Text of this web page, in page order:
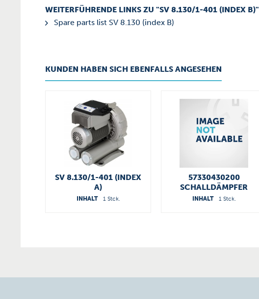
WEITERFÜHRENDE LINKS ZU "SV 8.130/1-401 (INDEX B)"
Spare parts list SV 8.130 (index B)
KUNDEN HABEN SICH EBENFALLS ANGESEHEN
SV 8.130/1-401 (INDEX
A)
INHALT 1 Stck.
57330430200
SCHALLDÄMPFER
INHALT 1 Stck.